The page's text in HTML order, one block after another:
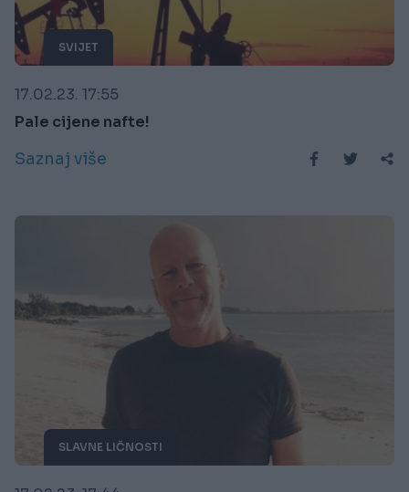
SVIJET
17.02.23. 17:55
Pale cijene nafte!
Saznaj više
SLAVNE LIČNOSTI